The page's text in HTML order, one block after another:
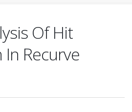
Of Hit
Recurve